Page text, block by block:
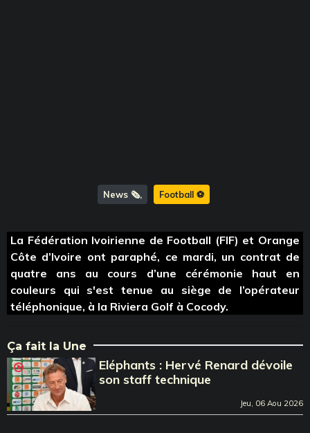
News 🗞️ Football ⚽️
La Fédération Ivoirienne de Football (FIF) et Orange
Côte d’Ivoire ont paraphé, ce mardi, un contrat de
quatre ans au cours d’une cérémonie haut en
couleurs qui s'est tenue au siège de l’opérateur
téléphonique, à la Riviera Golf à Cocody.
Ça fait la Une
Eléphants : Hervé Renard dévoile
son staff technique
Jeu, 06 Aou 2026